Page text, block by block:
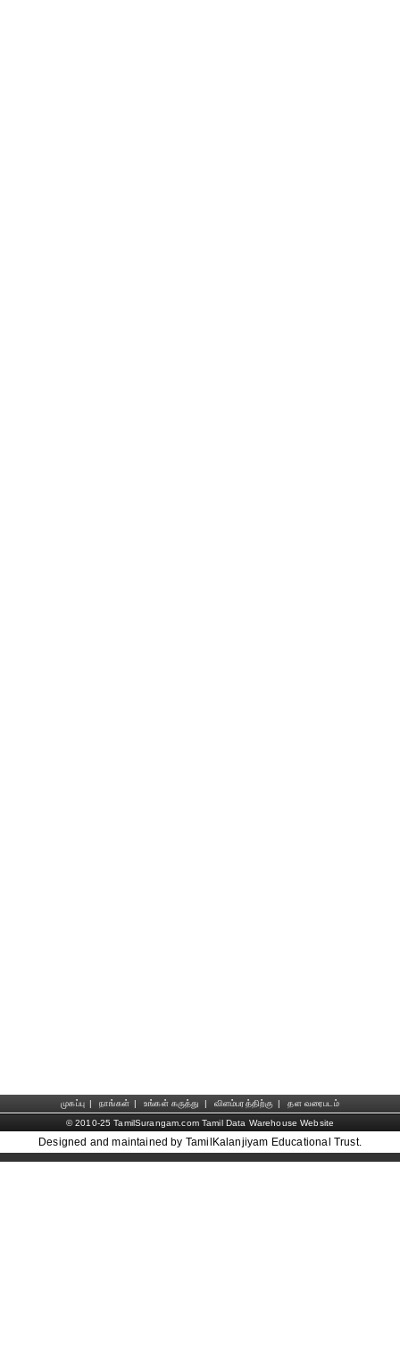
முகப்பு | நாங்கள் | உங்கள் கருத்து | விளம்பரத்திற்கு |
தள வரைபடம்
© 2010-25 TamilSurangam.com Tamil Data Warehouse Website
Designed and maintained by TamilKalanjiyam Educational Trust.